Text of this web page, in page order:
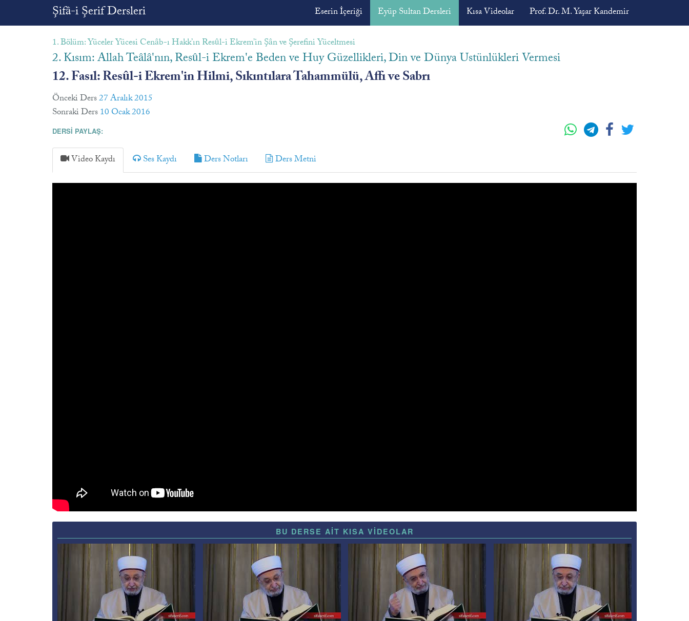
Şifâ-i Şerif Dersleri Eserin İçeriği Eyüp Sultan Dersleri Kısa Videolar Prof. Dr. M. Yaşar Kandemir
1. Bölüm: Yüceler Yücesi Cenâb-ı Hakk’ın Resûl-i Ekrem’in Şân ve Şerefini Yüceltmesi
2. Kısım: Allah Teâlâ'nın, Resûl-i Ekrem'e Beden ve Huy Güzellikleri, Din ve Dünya Üstünlükleri Vermesi
12. Fasıl: Resûl-i Ekrem'in Hilmi, Sıkıntılara Tahammülü, Affı ve Sabrı
Önceki Ders27 Aralık 2015
Sonraki Ders10 Ocak 2016
DERSİ PAYLAŞ:
Video Kaydı Ses Kaydı Ders Notları Ders Metni
BU DERSE AİT KISA VİDEOLAR